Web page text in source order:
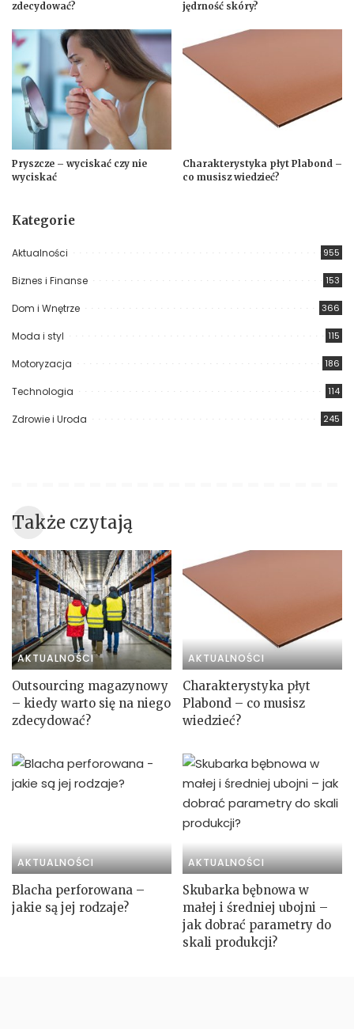
zdecydować?
jędrność skóry?
Pryszcze – wyciskać czy nie
wyciskać
Charakterystyka płyt Plabond –
co musisz wiedzieć?
Kategorie
Aktualności 955
Biznes i Finanse 153
Dom i Wnętrze 366
Moda i styl 115
Motoryzacja 186
Technologia 114
Zdrowie i Uroda 245
Także czytają
AKTUALNOŚCI
Outsourcing magazynowy
– kiedy warto się na niego
zdecydować?
AKTUALNOŚCI
Charakterystyka płyt
Plabond – co musisz
wiedzieć?
AKTUALNOŚCI
Blacha perforowana –
jakie są jej rodzaje?
AKTUALNOŚCI
Skubarka bębnowa w
małej i średniej ubojni –
jak dobrać parametry do
skali produkcji?